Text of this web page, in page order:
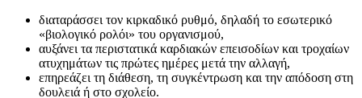
διαταράσσει τον κιρκαδικό ρυθμό, δηλαδή το εσωτερικό
«βιολογικό ρολόι» του οργανισμού,
αυξάνει τα περιστατικά καρδιακών επεισοδίων και τροχαίων
ατυχημάτων τις πρώτες ημέρες μετά την αλλαγή,
επηρεάζει τη διάθεση, τη συγκέντρωση και την απόδοση στη
δουλειά ή στο σχολείο.